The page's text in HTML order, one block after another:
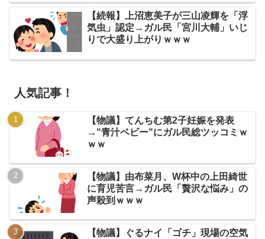
【続報】上沼恵美子が三山凌輝を「浮
気虫」認定→ガル民「宮川大輔」いじ
りで大盛り上がりｗｗｗ
人気記事！
【物議】てんちむ第2子妊娠を発表
→"青汁ベビー"にガル民総ツッコミｗ
ｗｗ
【物議】由布菜月、W杯中の上田綺世
に育児苦言→ガル民「贅沢な悩み」の
声殺到ｗｗｗ
【物議】ぐるナイ「ゴチ」現場の空気